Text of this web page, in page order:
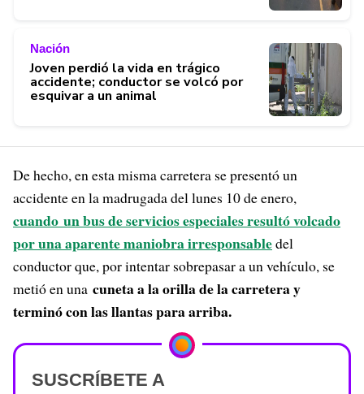
Nación
Joven perdió la vida en trágico
accidente; conductor se volcó por
esquivar a un animal
De hecho, en esta misma carretera se presentó un
accidente en la madrugada del lunes 10 de enero,
cuando un bus de servicios especiales resultó volcado
por una aparente maniobra irresponsabledel
conductor que, por intentar sobrepasar a un vehículo, se
metió en una cuneta a la orilla de la carretera y
terminó con las llantas para arriba.
SUSCRÍBETE A